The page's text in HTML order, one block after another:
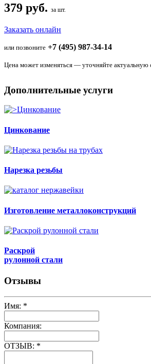
379 руб. за шт.
Заказать онлайн
или позвоните +7 (495) 987-34-14
Цена может изменяться — уточняйте актуальную
Дополнительные услуги
Цинкование
Нарезка резьбы
Изготовление металлоконструкций
Раскрой
рулонной стали
Отзывы
Имя: *
Компания:
ОТЗЫВ: *